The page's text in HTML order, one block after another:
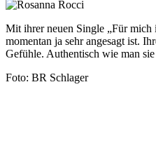
Mit ihrer neuen Single „Für mich
momentan ja sehr angesagt ist.
Gefühle. Authentisch wie man
Foto: BR Schlager